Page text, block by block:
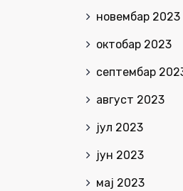
новембар 2023
октобар 2023
септембар
август 2023
јул 2023
јун 2023
мај 2023